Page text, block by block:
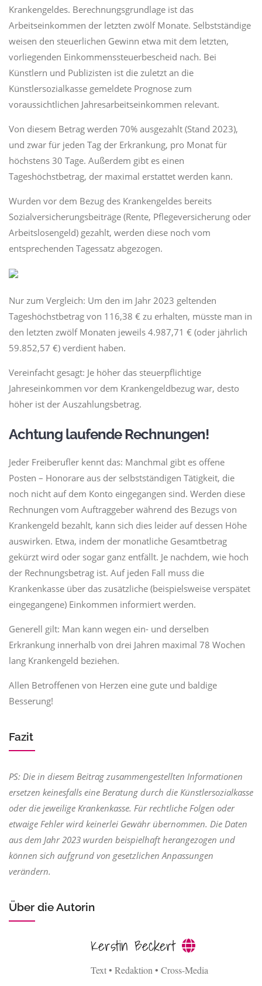
Krankengeldes. Berechnungsgrundlage ist das
Arbeitseinkommen der letzten zwölf Monate. Selbstständige
weisen den steuerlichen Gewinn etwa mit dem letzten,
vorliegenden Einkommenssteuerbescheid nach. Bei
Künstlern und Publizisten ist die zuletzt an die
Künstlersozialkasse gemeldete Prognose zum
voraussichtlichen Jahresarbeitseinkommen relevant.
Von diesem Betrag werden 70% ausgezahlt (Stand 2023),
und zwar für jeden Tag der Erkrankung, pro Monat für
höchstens 30 Tage. Außerdem gibt es einen
Tageshöchstbetrag, der maximal erstattet werden kann.
Wurden vor dem Bezug des Krankengeldes bereits
Sozialversicherungsbeiträge (Rente, Pflegeversicherung oder
Arbeitslosengeld) gezahlt, werden diese noch vom
entsprechenden Tagessatz abgezogen.
Nur zum Vergleich: Um den im Jahr 2023 geltenden
Tageshöchstbetrag von 116,38 € zu erhalten, müsste man in
den letzten zwölf Monaten jeweils 4.987,71 € (oder jährlich
59.852,57 €) verdient haben.
Vereinfacht gesagt: Je höher das steuerpflichtige
Jahreseinkommen vor dem Krankengeldbezug war, desto
höher ist der Auszahlungsbetrag.
Achtung laufende Rechnungen!
Jeder Freiberufler kennt das: Manchmal gibt es offene
Posten – Honorare aus der selbstständigen Tätigkeit, die
noch nicht auf dem Konto eingegangen sind. Werden diese
Rechnungen vom Auftraggeber während des Bezugs von
Krankengeld bezahlt, kann sich dies leider auf dessen Höhe
auswirken. Etwa, indem der monatliche Gesamtbetrag
gekürzt wird oder sogar ganz entfällt. Je nachdem, wie hoch
der Rechnungsbetrag ist. Auf jeden Fall muss die
Krankenkasse über das zusätzliche (beispielsweise verspätet
eingegangene) Einkommen informiert werden.
Generell gilt: Man kann wegen ein- und derselben
Erkrankung innerhalb von drei Jahren maximal 78 Wochen
lang Krankengeld beziehen.
Allen Betroffenen von Herzen eine gute und baldige
Besserung!
Fazit
PS: Die in diesem Beitrag zusammengestellten Informationen
ersetzen keinesfalls eine Beratung durch die Künstlersozialkasse
oder die jeweilige Krankenkasse. Für rechtliche Folgen oder
etwaige Fehler wird keinerlei Gewähr übernommen. Die Daten
aus dem Jahr 2023 wurden beispielhaft herangezogen und
können sich aufgrund von gesetzlichen Anpassungen
verändern.
Über die Autorin
Kerstin Beckert
Text • Redaktion • Cross-Media